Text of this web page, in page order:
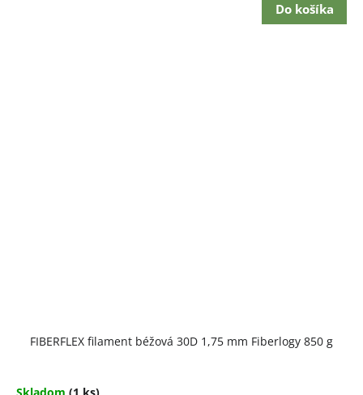
Do košíka
FIBERFLEX filament béžová 30D 1,75 mm Fiberlogy 850 g